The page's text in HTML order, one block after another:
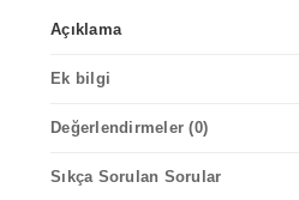
Açıklama
Ek bilgi
Değerlendirmeler (0)
Sıkça Sorulan Sorular